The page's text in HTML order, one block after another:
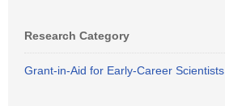
Research Category
Grant-in-Aid for Early-Career Scientists